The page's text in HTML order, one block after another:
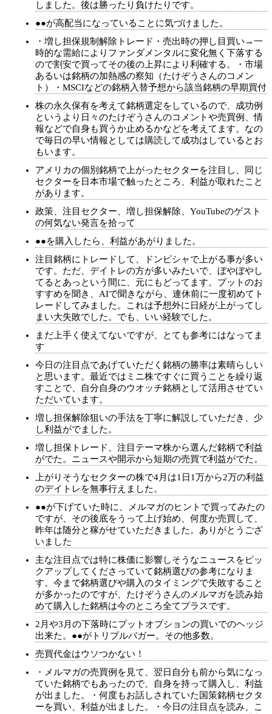
しました。後は勝ったり負けたりです。
●●が高配当になっていることに気づけました。
・増し担保規制解除トレード・売出時の押し目買い→一
時的な需給によりファンダメンタルに変化無く下落する
ので割安で買ってその後の上昇により利確する。・市場
あるいは銘柄の加熱感の察知（たけぞうさんのコメン
ト）・MSCIなどの銘柄入替予想から該当銘柄の早期買付
株の永久保有を考えて銘柄選定をしているので、成功例
というより日々のたけぞうさんのコメントや売買例、情
報などで自身も買うか止めるかなどを考えてます。なの
で毎日の早い情報としては購読して成功はしているとお
もいます。
アメリカの個別銘柄で上がったセクターを注目し、同じ
セクターを日本市場で触ったところ、利益が取れたこと
があります。
政策、注目セクター、増し担保解除、YouTubeのゲスト
の何気ない発言を拾って
●●を購入したら、利益があがりました。
注目銘柄にトレードして、ドンピシャで上がる事が多い
です。ただ、デイトレの方が多いみたいで、ぼやぼやし
てるとあっという間に、元にもどってます。プットのお
すすめを聞き、AIで聞きながら、連休前に一度初めてト
レードしてみました。これは予想外に日経が上がってし
まい大失敗でした。でも、いい経験でした。
まだ上手く使えてないですが、とても参考にはなってま
す
今日の注目点であげていただく銘柄の勝率は素晴らしい
と思います。最近ではミニ株ですぐに買うことを繰り返
すことで、自分自身のウオッチ銘柄として活用させてい
ただいています。
増し担保解除狙いの手法を丁寧に解説していただき、少
し利益がでました。
増し担保トレード、注目テーマ株から選んだ銘柄で利益
がでた。ニュースや開示から短期の売買で利益がでた。
上がりそうなセクターの株で4月は1日1万から2万の利益
のデイトレを無事行えました。
●●が下げていた時に、メルマガのヒントで買ってみたの
ですが、その後底をうって上げ始め、何度か売買して、
昨年は随分と稼がせていただきました。ありがとうござ
いました
主な注目点では特に株価に影響しそうなニュースをピッ
クアップしてくださっていて銘柄選びの参考になりま
す。今まで銘柄選びや購入のタイミングで失敗すること
が多かったのですが、たけぞうさんのメルマガを読み始
めて購入した銘柄は今のところ全てプラスです。
2月や3月の下落時にプットオプションの買いでのヘッジ
出来た。●●がトリプルバガー。その他多数。
売買代金はウソつかない！
・メルマガの売買例を見て、翌日自分も前から気になっ
ていた銘柄でもあったので、自身を持って購入し、利益
が出ました。・何度もお話しされていた国策銘柄セクタ
ーを買い、利益が出ました。・今日の注目点を読み、こ